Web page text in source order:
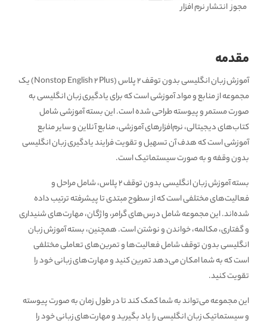
مجوز انتشار نرم افزار
مقدمه
آموزش زبان انگلیسی بدون توقف 2 پلاس (Nonstop English 2 Plus) یک
مجموعه از منابع و مواد آموزشی است که برای یادگیری زبان انگلیسی به
صورت مستمر و پیوسته طراحی شده است. این بسته آموزشی شامل
کتاب‌های دیجیتالی، نرم‌افزارهای آموزشی، منابع آنلاین و سایر منابع
آموزشی است که هدف آن تسهیل و تقویت فرایند یادگیری زبان انگلیسی
بدون وقفه و به صورت سیستماتیک است.
بسته آموزش زبان انگلیسی بدون توقف 2 پلاس، شامل مراحل و
فعالیت‌های مختلفی است که از سطوح مبتدی تا پیشرفته ترتیب داده
شده‌اند. این مجموعه شامل درس‌های گرامر، واژگان، مهارت‌های شنیداری
و گفتاری، مکالمه، خواندن و نوشتن است. همچنین، بسته آموزش زبان
انگلیسی بدون توقف شامل فعالیت‌ها و تمرین‌های تعاملی مختلفی
است که به شما امکان می‌دهد تمرین کنید و مهارت‌های زبانی خود را
تقویت کنید.
این مجموعه می‌تواند به شما کمک کند تا در طول زمان به صورت پیوسته
و سیستماتیک زبان انگلیسی را یاد بگیرید و مهارت‌های زبانی خود را